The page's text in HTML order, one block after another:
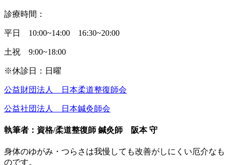
診療時間：
平日 10:00~14:00 16:30~20:00
土祝 9:00~18:00
※休診日：日曜
公益財団法人 日本柔道整復師会
公益社団法人 日本鍼灸師会
執筆者：資格/柔道整復師 鍼灸師 阪本 守
身体のゆがみ・つらさは我慢しても改善がしにくい厄介なも
のです。